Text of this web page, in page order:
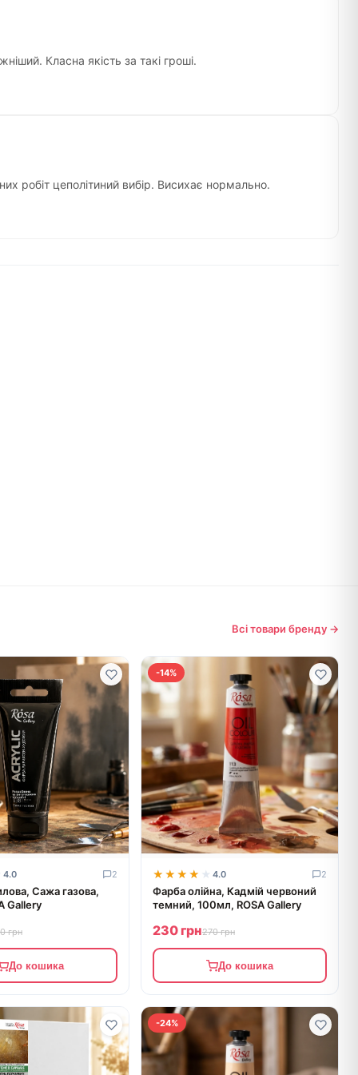
Класна якість за такі гроші.
робіт цеполітиний вибір. Висихає нормально.
Всі товари бренду →
4.0 2
Сажа газова,
Gallery
грн
До кошика
-14%
★★★★★
★★★★★ 4.0 2
Фарба олійна, Кадмій червоний
темний, 100мл, ROSA Gallery
230 грн270 грн
До кошика
-24%